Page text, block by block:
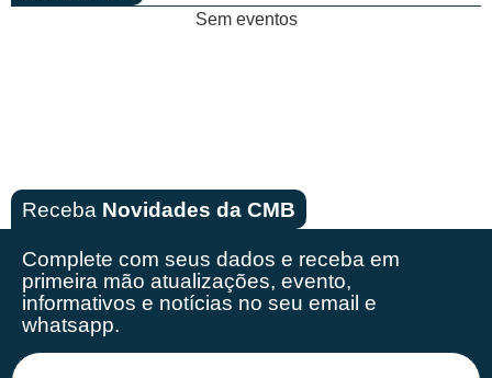
Sem eventos
Receba Novidades da CMB
Complete com seus dados e receba em
primeira mão atualizações, evento,
informativos e notícias no seu email e
whatsapp.